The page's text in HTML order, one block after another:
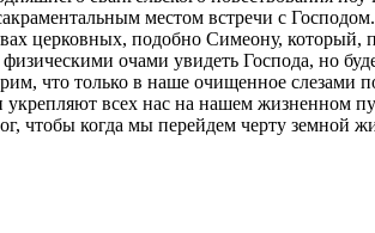
местом встречи с
церковных, подобно Симеону,
очами увидеть Господа, но
что только в наше очищенное слезами
всех нас на нашем жизненном
чтобы когда мы перейдем черту